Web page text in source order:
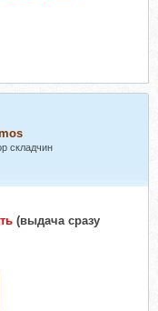
складчин
(выдача сразу